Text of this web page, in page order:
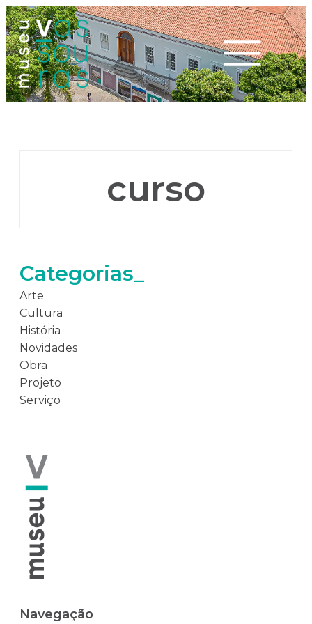
curso
Categorias_
Arte
Cultura
História
Novidades
Obra
Projeto
Serviço
Navegação